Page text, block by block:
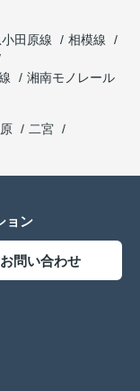
田原線
相模線
湘南モノレール
二宮
ョン
お問い合わせ